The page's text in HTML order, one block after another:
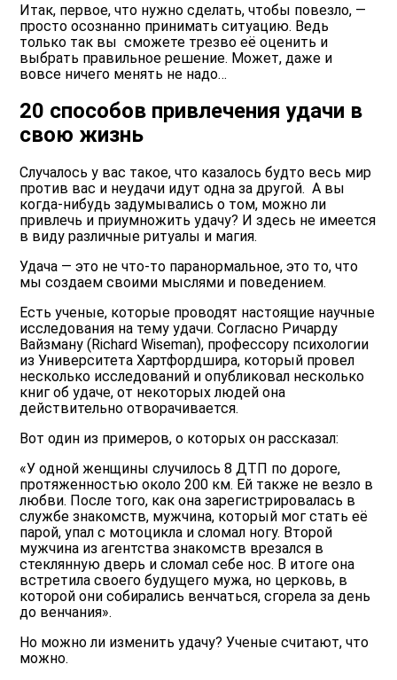
Итак, первое, что нужно сделать, чтобы повезло, —
просто осознанно принимать ситуацию. Ведь
только так вы сможете трезво её оценить и
выбрать правильное решение. Может, даже и
вовсе ничего менять не надо…
20 способов привлечения удачи в
свою жизнь
Случалось у вас такое, что казалось будто весь мир
против вас и неудачи идут одна за другой. А вы
когда-нибудь задумывались о том, можно ли
привлечь и приумножить удачу? И здесь не имеется
в виду различные ритуалы и магия.
Удача — это не что-то паранормальное, это то, что
мы создаем своими мыслями и поведением.
Есть ученые, которые проводят настоящие научные
исследования на тему удачи. Согласно Ричарду
Вайзману (Richard Wiseman), профессору психологии
из Университета Хартфордшира, который провел
несколько исследований и опубликовал несколько
книг об удаче, от некоторых людей она
действительно отворачивается.
Вот один из примеров, о которых он рассказал:
«У одной женщины случилось 8 ДТП по дороге,
протяженностью около 200 км. Ей также не везло в
любви. После того, как она зарегистрировалась в
службе знакомств, мужчина, который мог стать её
парой, упал с мотоцикла и сломал ногу. Второй
мужчина из агентства знакомств врезался в
стеклянную дверь и сломал себе нос. В итоге она
встретила своего будущего мужа, но церковь, в
которой они собирались венчаться, сгорела за день
до венчания».
Но можно ли изменить удачу? Ученые считают, что
можно.